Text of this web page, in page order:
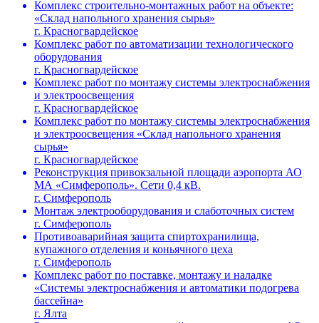
Комплекс строительно-монтажных работ на объекте:
«Склад напольного хранения сырья»
г. Красногвардейское
Комплекс работ по автоматизации технологического
оборудования
г. Красногвардейское
Комплекс работ по монтажу системы электроснабжения
и электроосвещения
г. Красногвардейское
Комплекс работ по монтажу системы электроснабжения
и электроосвещения «Склад напольного хранения
сырья»
г. Красногвардейское
Реконструкция привокзальной площади аэропорта АО
МА «Симферополь». Сети 0,4 кВ.
г. Симферополь
Монтаж электрооборудования и слаботочных систем
г. Симферополь
Противоаварийная защита спиртохранилища,
купажного отделения и коньячного цеха
г. Симферополь
Комплекс работ по поставке, монтажу и наладке
«Системы электроснабжения и автоматики подогрева
бассейна»
г. Ялта